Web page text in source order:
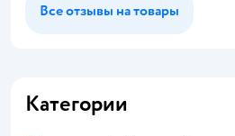
Все отзывы на товары
Категории